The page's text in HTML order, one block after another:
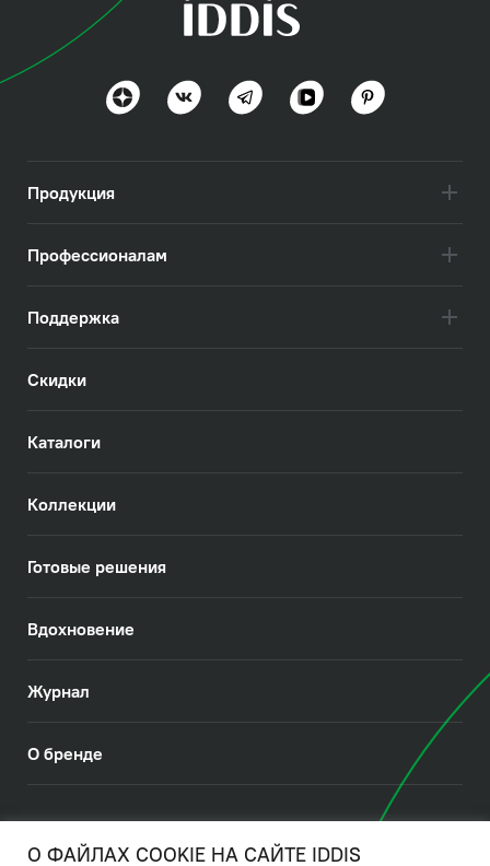
Слайд Икс (Slide X)
Посмотреть всё
Продукция
Профессионалам
Поддержка
Скидки
Каталоги
Коллекции
Готовые решения
Вдохновение
Журнал
О бренде
О ФАЙЛАХ COOKIE НА САЙТЕ IDDIS